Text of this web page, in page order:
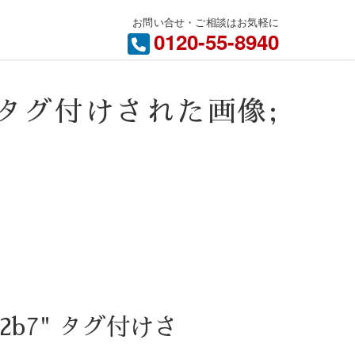
お問い合せ・ご相談はお気軽に
0120-55-8940
付けされた画像;
タグ付けさ